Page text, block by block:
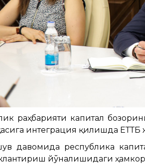
раҳбарияти капитал
интеграция қилишда
давомида республика
йўналишидаги